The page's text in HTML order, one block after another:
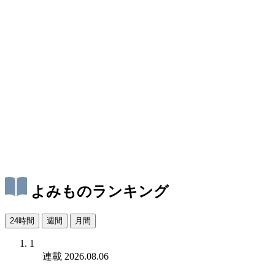
よみものランキング
24時間 週間 月間
1
連載 2026.08.06